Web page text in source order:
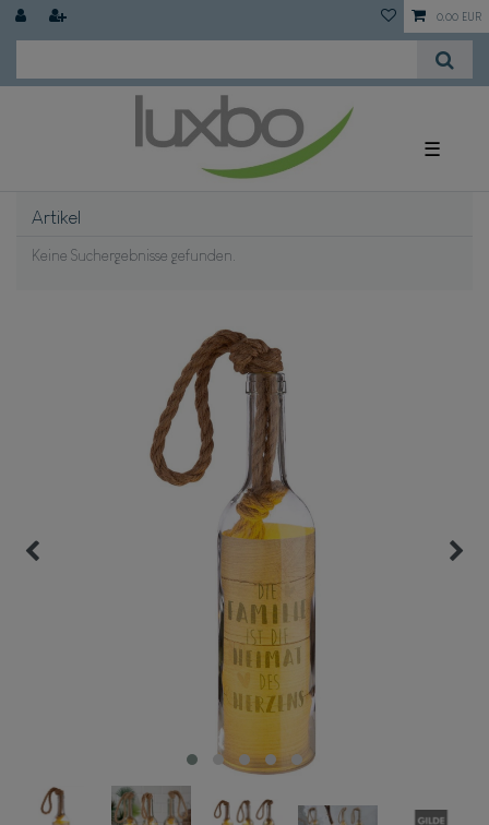
0,00 EUR
☰
Artikel
Keine Suchergebnisse gefunden.